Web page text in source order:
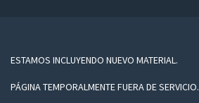
a
l
ESTAMOS INCLUYENDO NUEVO MATERIAL.
PÁGINA TEMPORALMENTE FUERA DE SERVICIO.